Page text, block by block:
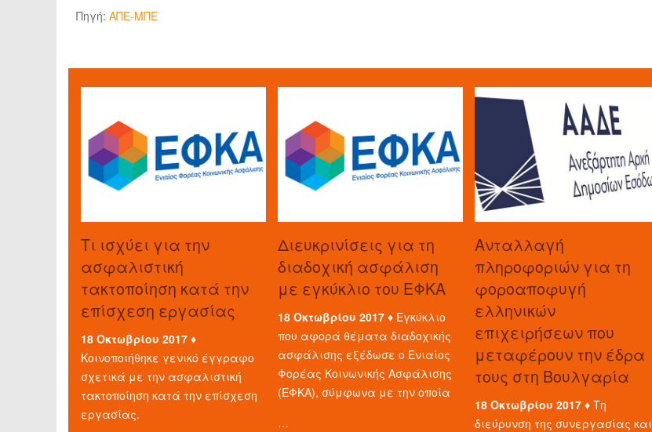
Πηγή: ΑΠΕ-ΜΠΕ
Τι ισχύει για την
ασφαλιστική
τακτοποίηση κατά την
επίσχεση εργασίας
18 Οκτωβρίου 2017 ♦
Κοινοποιήθηκε γενικό έγγραφο
σχετικά με την ασφαλιστική
τακτοποίηση κατά την επίσχεση
εργασίας.
Διευκρινίσεις για τη
διαδοχική ασφάλιση
με εγκύκλιο του ΕΦΚΑ
18 Οκτωβρίου 2017 ♦ Εγκύκλιο
που αφορά θέματα διαδοχικής
ασφάλισης εξέδωσε ο Ενιαίος
Φορέας Κοινωνικής Ασφάλισης
(ΕΦΚΑ), σύμφωνα με την οποία
…
Aνταλλαγή
πληροφοριών για τη
φοροαποφυγή
ελληνικών
επιχειρήσεων που
μεταφέρουν την έδρα
τους στη Βουλγαρία
18 Οκτωβρίου 2017 ♦ Τη
διεύρυνση της συνεργασίας και